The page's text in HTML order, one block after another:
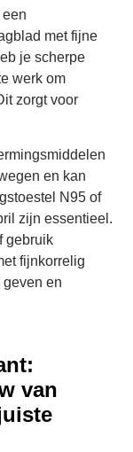
met fijne
je scherpe
werk om
zorgt voor
en kan
N95 of
zijn essentieel.
gebruik
fijnkorrelig
en
van